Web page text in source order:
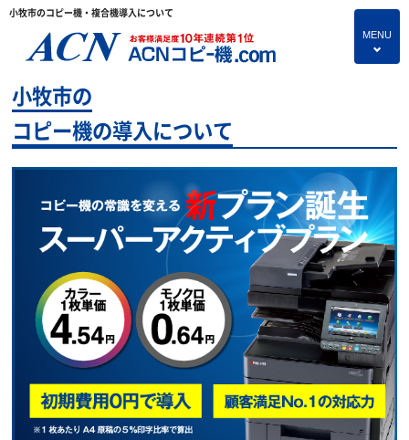
小牧市のコピー機・複合機導入について
MENU
4
プランのご紹介
保守サービス
コピー機あれこれ
コピー機に関すること
よくあるご質問
独立・開業支援プラン
お問い合わせ
小牧市の
コピー機の導入について